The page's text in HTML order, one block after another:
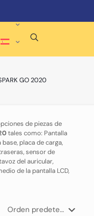
GO 2020
de piezas de
tales como: Pantalla
placa de carga,
sensor de
del auricular,
de la pantalla LCD,